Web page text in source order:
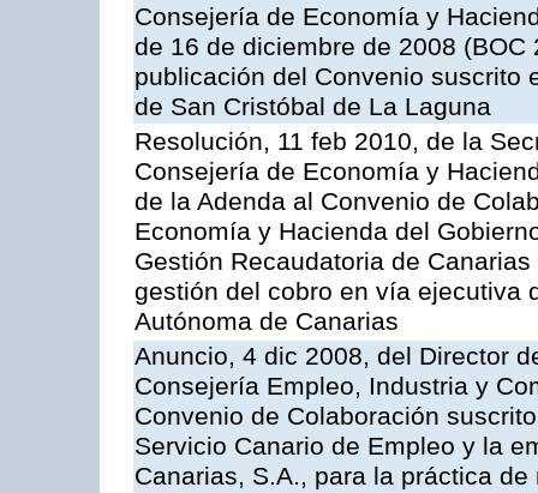
Consejería de Economía y
de 16 de diciembre de 2008
publicación del Convenio suscrito
de San Cristóbal de La Laguna
Resolución, 11 feb 2010, de la
Consejería de Economía y
de la Adenda al Convenio de
Economía y Hacienda del
Gestión Recaudatoria de
gestión del cobro en vía ejecutiva
Autónoma de Canarias
Anuncio, 4 dic 2008, del Director
Consejería Empleo, Industria y
Convenio de Colaboración
Servicio Canario de Empleo y la
Canarias, S.A., para la práctica